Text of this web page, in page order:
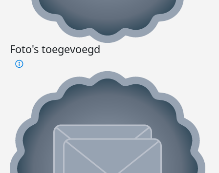
Foto's toegevoegd